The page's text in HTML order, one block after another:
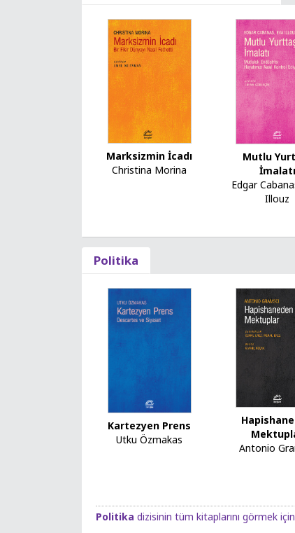
Marksizmin İcadı
Christina Morina
Mutlu
İmalatı
Edgar
Illouz
Politika
Kartezyen Prens
Utku Özmakas
Antonio
Politika dizisinin tüm kitaplarını görmek için